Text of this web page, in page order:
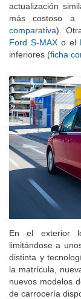
actualización
más costoso a
comparativa).
Ford S-MAXo el
inferiores (ficha
En el exterior
limitándose a
distinta y
la matrícula,
nuevos modelos
de carrocería